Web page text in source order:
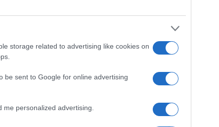
storage related to advertising like cookies on
be sent to Google for online advertising
personalized advertising.
Please login to comment